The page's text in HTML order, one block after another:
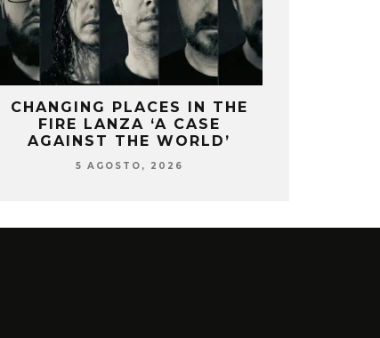
CHANGING PLACES IN THE
FIRE LANZA ‘A CASE
AGAINST THE WORLD’
5 AGOSTO, 2026